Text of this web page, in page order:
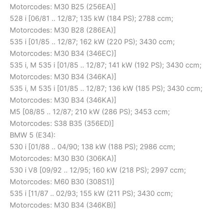
Motorcodes: M30 B25 (256EA)]
528 i [06/81 .. 12/87; 135 kW (184 PS); 2788 ccm;
Motorcodes: M30 B28 (286EA)]
535 i [01/85 .. 12/87; 162 kW (220 PS); 3430 ccm;
Motorcodes: M30 B34 (346EC)]
535 i, M 535 i [01/85 .. 12/87; 141 kW (192 PS); 3430 ccm;
Motorcodes: M30 B34 (346KA)]
535 i, M 535 i [01/85 .. 12/87; 136 kW (185 PS); 3430 ccm;
Motorcodes: M30 B34 (346KA)]
M5 [08/85 .. 12/87; 210 kW (286 PS); 3453 ccm;
Motorcodes: S38 B35 (356ED)]
BMW 5 (E34):
530 i [01/88 .. 04/90; 138 kW (188 PS); 2986 ccm;
Motorcodes: M30 B30 (306KA)]
530 i V8 [09/92 .. 12/95; 160 kW (218 PS); 2997 ccm;
Motorcodes: M60 B30 (308S1)]
535 i [11/87 .. 02/93; 155 kW (211 PS); 3430 ccm;
Motorcodes: M30 B34 (346KB)]